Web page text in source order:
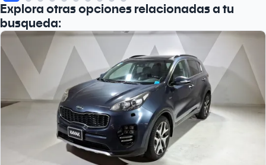
Explora otras opciones relacionadas a tu
busqueda: